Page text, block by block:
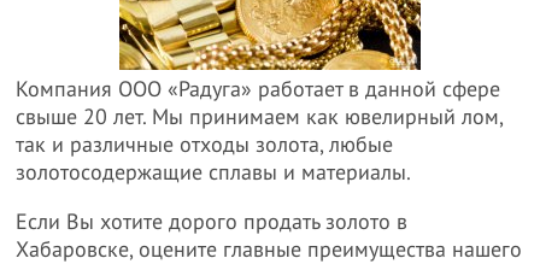
Компания ООО «Радуга» работает в данной сфере
свыше 20 лет. Мы принимаем как ювелирный лом,
так и различные отходы золота, любые
золотосодержащие сплавы и материалы.
Если Вы хотите дорого продать золото в
Хабаровске, оцените главные преимущества нашего